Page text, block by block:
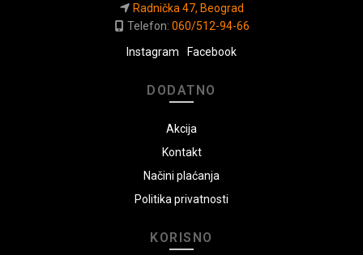
Radnička 47, Beograd
Telefon: 060/512-94-66
Instagram
Facebook
DODATNO
Akcija
Kontakt
Načini plaćanja
Politika privatnosti
KORISNO